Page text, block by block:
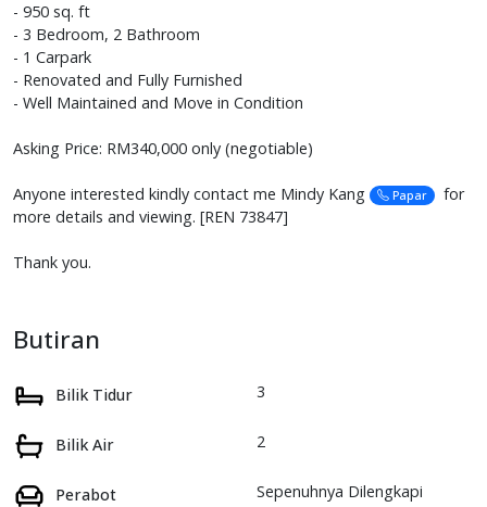
- 950 sq. ft
- 3 Bedroom, 2 Bathroom
- 1 Carpark
- Renovated and Fully Furnished
- Well Maintained and Move in Condition
Asking Price: RM340,000 only (negotiable)
Anyone interested kindly contact me Mindy Kang Papar
for
more details and viewing. [REN 73847]
Thank you.
Butiran
Bilik Tidur 3
Bilik Air 2
Perabot Sepenuhnya Dilengkapi